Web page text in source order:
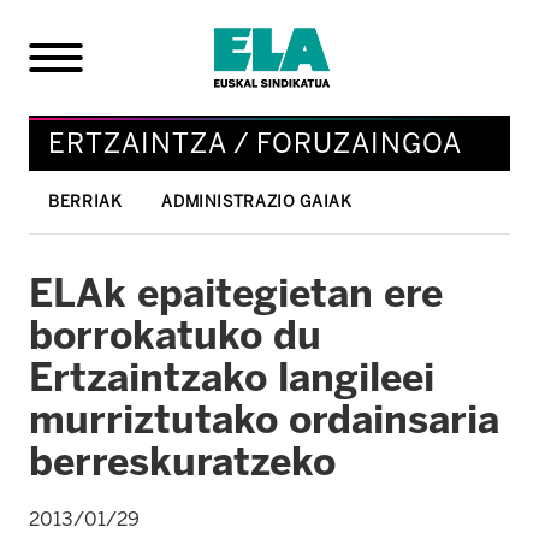
ERTZAINTZA / FORUZAINGOA
BERRIAK ADMINISTRAZIO GAIAK
ELAk epaitegietan ere
borrokatuko du
Ertzaintzako langileei
murriztutako ordainsaria
berreskuratzeko
2013/01/29